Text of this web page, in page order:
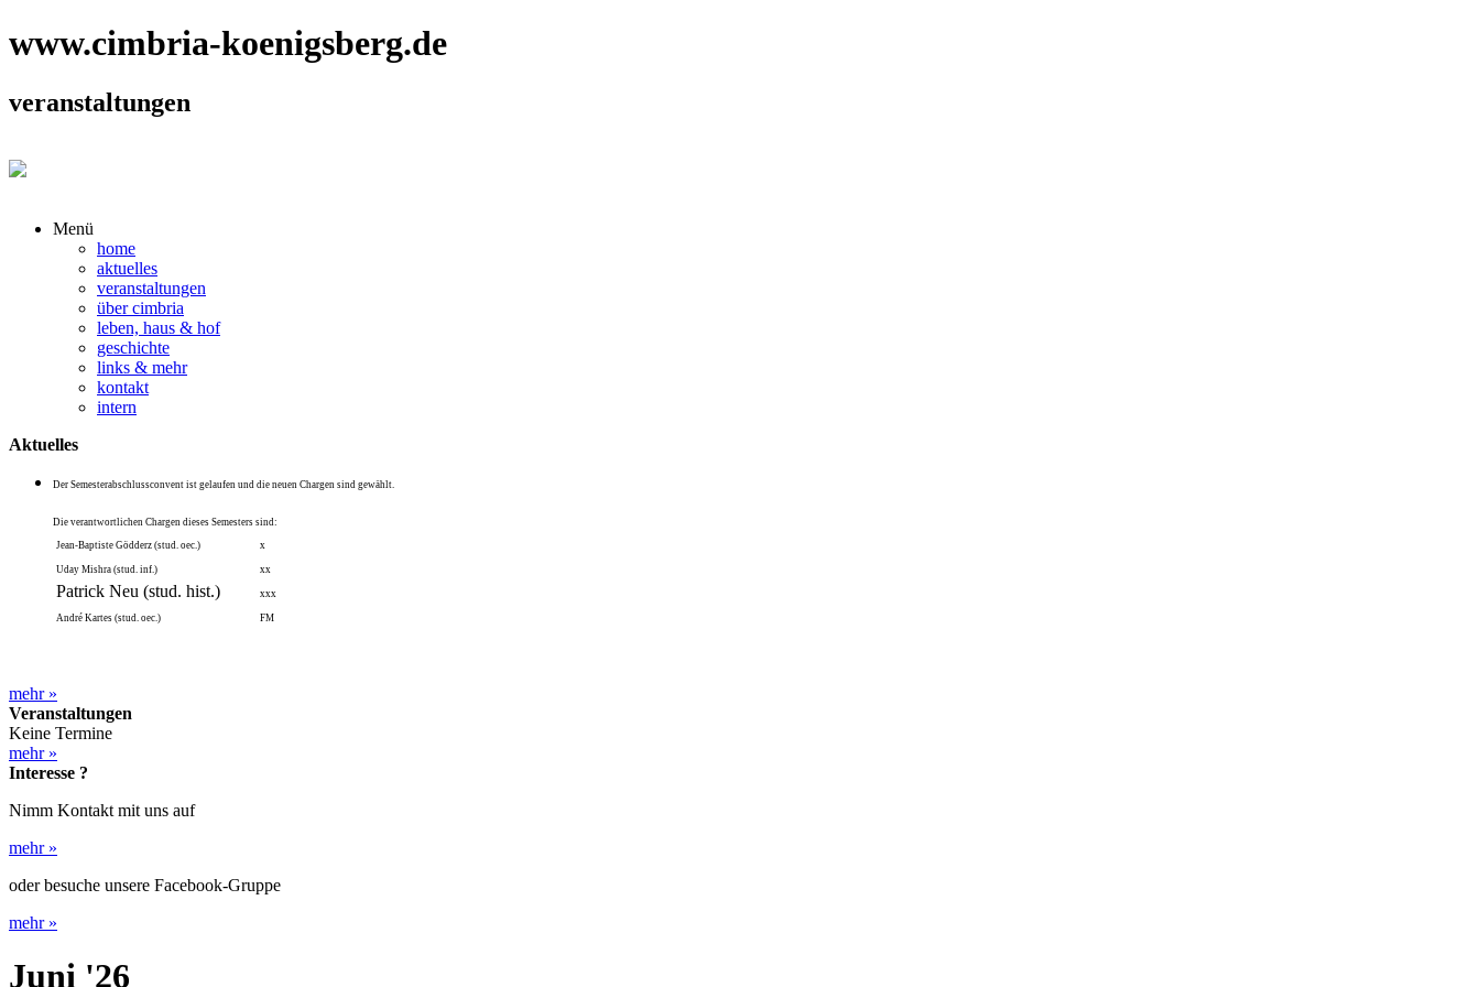
www.cimbria-koenigsberg.de
veranstaltungen
Menü
home
aktuelles
veranstaltungen
über cimbria
leben, haus & hof
geschichte
links & mehr
kontakt
intern
Aktuelles
Der Semesterabschlussconvent ist gelaufen und die neuen Chargen sind gewählt.
Die verantwortlichen Chargen dieses Semesters sind:
Jean-Baptiste Gödderz (stud. oec.) x
Uday Mishra (stud. inf.) xx
Patrick Neu (stud. hist.) xxx
André Kartes (stud. oec.) FM
mehr»
Veranstaltungen
Keine Termine
mehr»
Interesse ?
Nimm Kontakt mit uns auf
mehr»
oder besuche unsere Facebook-Gruppe
mehr»
Juni '26